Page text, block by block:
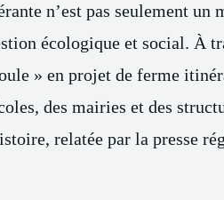
n’est pas seulement un
écologique et social. À
» en projet de ferme
des mairies et des
relatée par la presse